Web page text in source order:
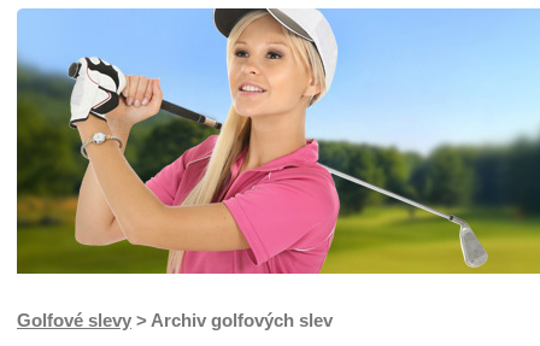
Golfové slevy > Archiv golfových slev